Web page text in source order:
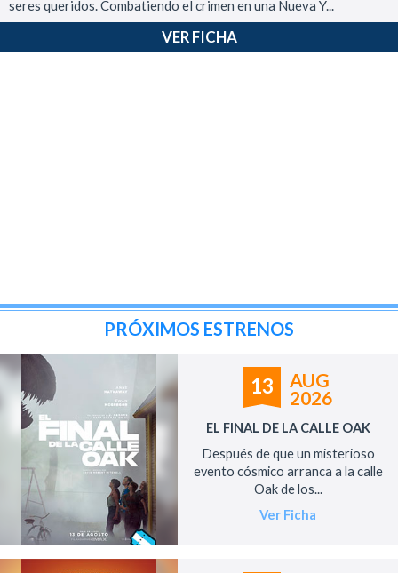
seres queridos. Combatiendo el crimen en una Nueva Y...
VER FICHA
PRÓXIMOS ESTRENOS
13
AUG
2026
EL FINAL DE LA CALLE OAK
Después de que un misterioso
evento cósmico arranca a la calle
Oak de los...
Ver Ficha